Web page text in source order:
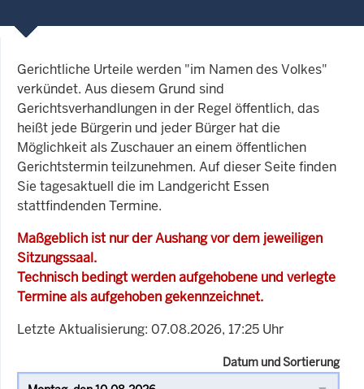
Gerichtliche Urteile werden "im Namen des Volkes"
verkündet. Aus diesem Grund sind
Gerichtsverhandlungen in der Regel öffentlich, das
heißt jede Bürgerin und jeder Bürger hat die
Möglichkeit als Zuschauer an einem öffentlichen
Gerichtstermin teilzunehmen. Auf dieser Seite finden
Sie tagesaktuell die im Landgericht Essen
stattfindenden Termine.
Maßgeblich ist nur der Aushang vor dem jeweiligen
Sitzungssaal.
Technisch bedingt werden aufgehobene und verlegte
Termine als aufgehoben gekennzeichnet.
Letzte Aktualisierung: 07.08.2026, 17:25 Uhr
Datum und Sortierung